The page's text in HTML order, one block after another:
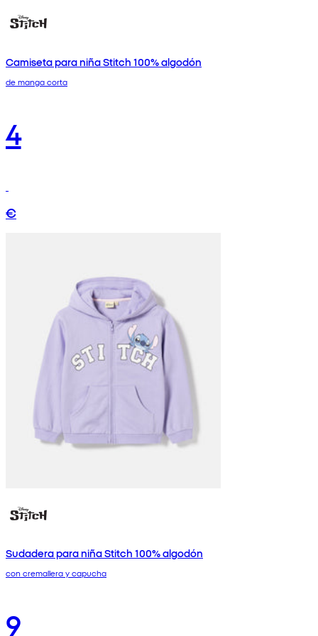
Camiseta para niña Stitch 100% algodón
de manga corta
4
€
Sudadera para niña Stitch 100% algodón
con cremallera y capucha
9